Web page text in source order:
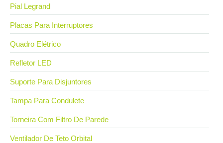
Pial Legrand
Placas Para Interruptores
Quadro Elétrico
Refletor LED
Suporte Para Disjuntores
Tampa Para Condulete
Torneira Com Filtro De Parede
Ventilador De Teto Orbital